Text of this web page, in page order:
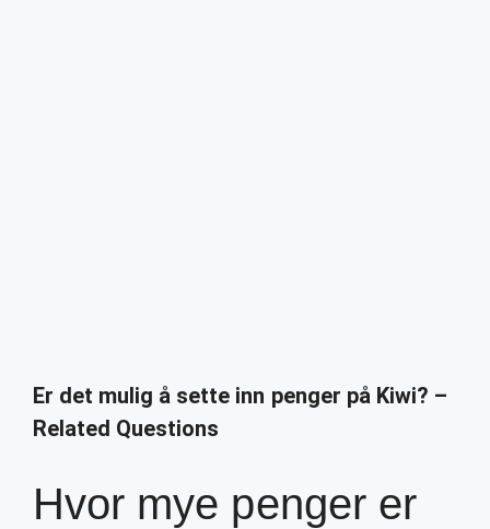
Er det mulig å sette inn penger på Kiwi? –
Related Questions
Hvor mye penger er